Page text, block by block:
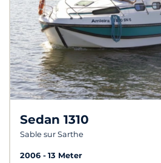
Sedan 1310
Sable sur Sarthe
2006
13 Meter